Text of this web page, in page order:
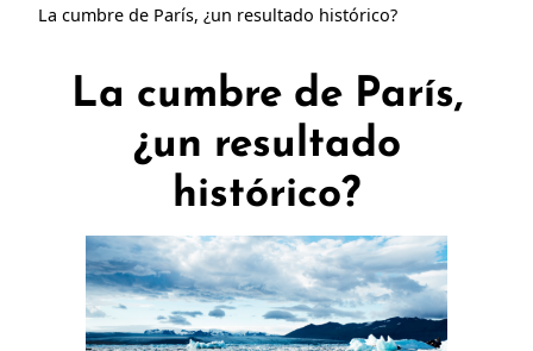
La cumbre de París, ¿un resultado histórico?
La cumbre de París,
¿un resultado
histórico?